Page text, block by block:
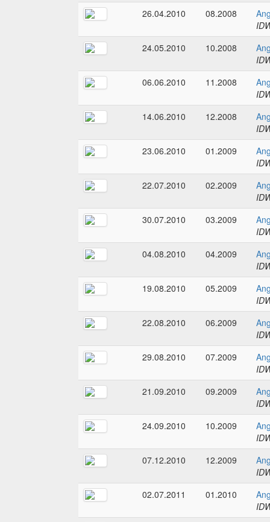
26.04.2010
08.2008
24.05.2010
10.2008
06.06.2010
11.2008
14.06.2010
12.2008
23.06.2010
01.2009
22.07.2010
02.2009
30.07.2010
03.2009
04.08.2010
04.2009
19.08.2010
05.2009
22.08.2010
06.2009
29.08.2010
07.2009
21.09.2010
09.2009
24.09.2010
10.2009
07.12.2010
12.2009
02.07.2011
01.2010